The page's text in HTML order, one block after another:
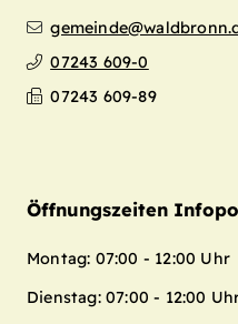
07243 609-0
07243 609-89
Öffnungszeiten
Montag: 07:00 - 12:00 Uhr
Dienstag: 07:00 - 12:00